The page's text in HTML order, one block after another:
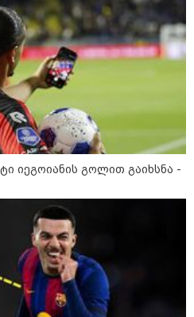
კატეგორიები
იეგოიანის გოლით გაიხსნა -